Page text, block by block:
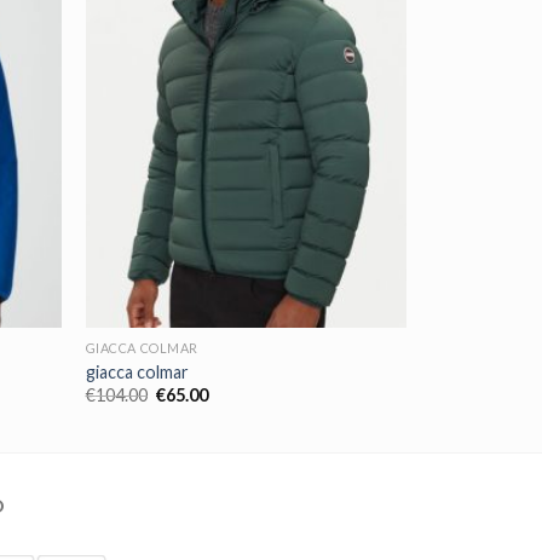
GIACCA COLMAR
giacca colmar
€104.00 €65.00